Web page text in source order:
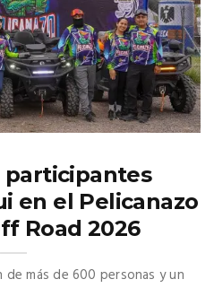
participantes
en el Pelicanazo
Road 2026
más de 600 personas y un